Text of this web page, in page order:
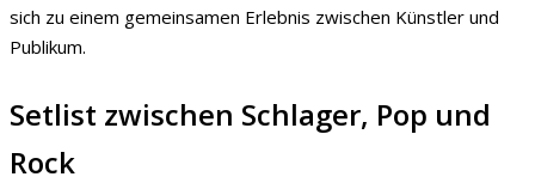
sich zu einem gemeinsamen Erlebnis zwischen Künstler und
Publikum.
Setlist zwischen Schlager, Pop und
Rock